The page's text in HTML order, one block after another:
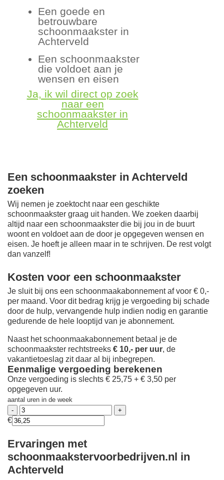
Een goede en
betrouwbare
schoonmaakster in
Achterveld
Een schoonmaakster
die voldoet aan je
wensen en eisen
Ja, ik wil direct op zoek
naar een
schoonmaakster in
Achterveld
Een schoonmaakster in Achterveld
zoeken
Wij nemen je zoektocht naar een geschikte
schoonmaakster graag uit handen. We zoeken daarbij
altijd naar een schoonmaakster die bij jou in de buurt
woont en voldoet aan de door je opgegeven wensen en
eisen. Je hoeft je alleen maar in te schrijven. De rest volgt
dan vanzelf!
Kosten voor een schoonmaakster
Je sluit bij ons een schoonmaakabonnement af voor € 0,-
per maand. Voor dit bedrag krijg je vergoeding bij schade
door de hulp, vervangende hulp indien nodig en garantie
gedurende de hele looptijd van je abonnement.
Naast het schoonmaakabonnement betaal je de
schoonmaakster rechtstreeks € 10,- per uur, de
vakantietoeslag zit daar al bij inbegrepen.
Eenmalige vergoeding berekenen
Onze vergoeding is slechts € 25,75 + € 3,50 per
opgegeven uur.
aantal uren in de week
€
Ervaringen met
schoonmaakstervoorbedrijven.nl in
Achterveld